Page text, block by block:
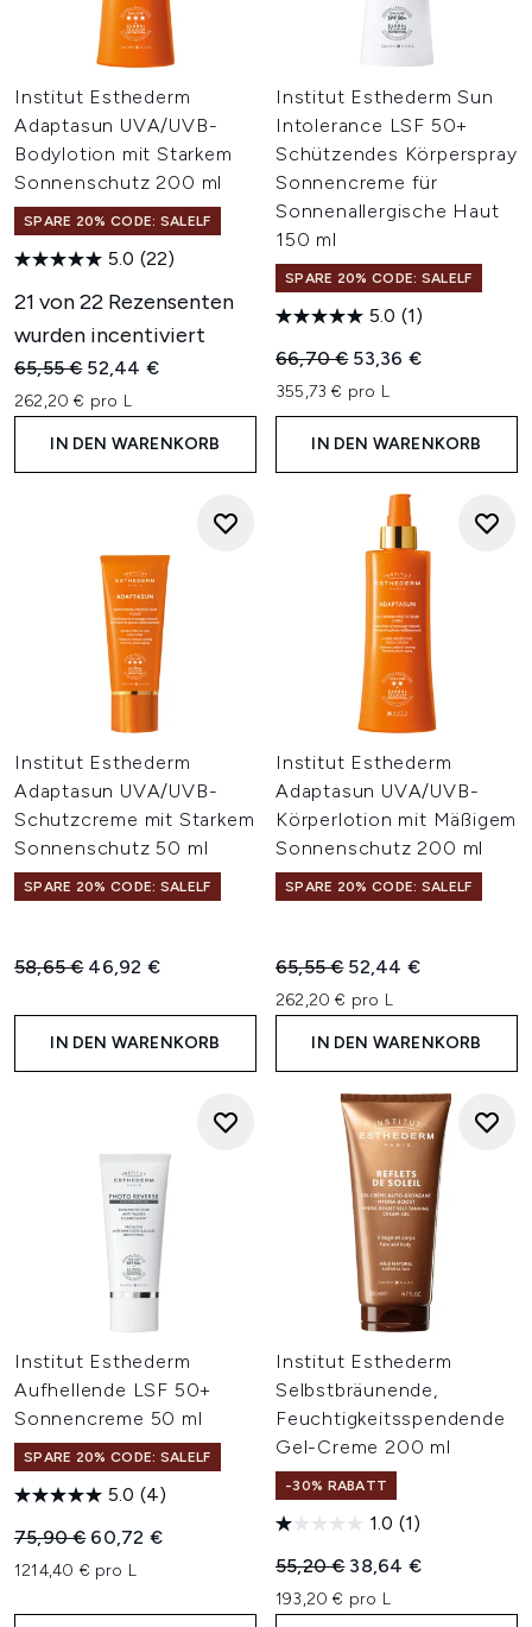
Institut Esthederm
Adaptasun UVA/UVB-
Bodylotion mit Starkem
Sonnenschutz 200 ml
SPARE 20% CODE: SALELF
5.0 (22)
21 von 22 Rezensenten
wurden incentiviert
Unverbindliche Preisempfehlung:
65,55 € Aktueller Preis:
52,44 €
262,20 € pro L
IN DEN WARENKORB
Institut Esthederm Sun
Intolerance LSF 50+
Schützendes Körperspray
Sonnencreme für
Sonnenallergische Haut
150 ml
SPARE 20% CODE: SALELF
5.0 (1)
Unverbindliche
66,70 € Aktueller Preis:
53,36 €
355,73 € pro L
IN DEN WARENKORB
Institut Esthederm
Adaptasun UVA/UVB-
Schutzcreme mit Starkem
Sonnenschutz 50 ml
SPARE 20% CODE: SALELF
Unverbindliche Preisempfehlung:
58,65 € Aktueller Preis:
46,92 €
IN DEN WARENKORB
Institut Esthederm
Adaptasun UVA/UVB-
Körperlotion mit Mäßigem
Sonnenschutz 200 ml
SPARE 20% CODE: SALELF
Unverbindliche
65,55 € Aktueller Preis:
52,44 €
262,20 € pro L
IN DEN WARENKORB
Institut Esthederm
Aufhellende LSF 50+
Sonnencreme 50 ml
SPARE 20% CODE: SALELF
5.0 (4)
Unverbindliche Preisempfehlung:
75,90 € Aktueller Preis:
60,72 €
1214,40 € pro L
Institut Esthederm
Selbstbräunende,
Feuchtigkeitsspendende
Gel-Creme 200 ml
-30% RABATT
1.0 (1)
Unverbindliche
55,20 € Aktueller Preis:
38,64 €
193,20 € pro L